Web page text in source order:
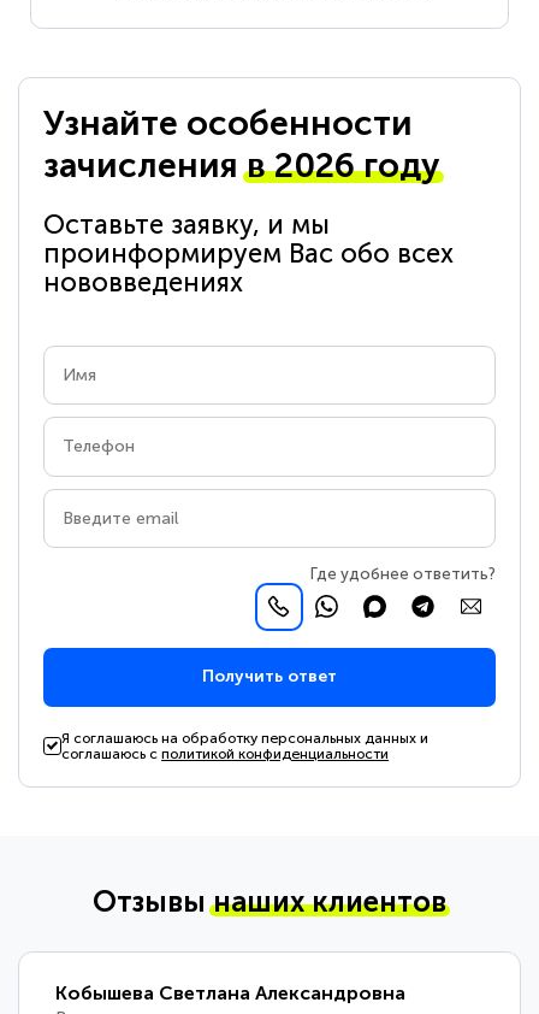
Узнайте особенности
зачисленияв 2026 году
Оставьте заявку, и мы
проинформируем Вас обо всех
нововведениях
Где удобнее ответить?
Получить ответ
Я соглашаюсь на обработку персональных данных и
соглашаюсь сполитикой конфиденциальности
Отзывынаших клиентов
Кобышева Светлана Александровна